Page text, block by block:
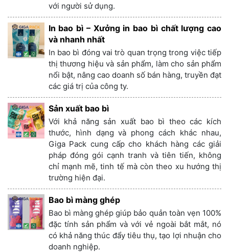
với người sử dụng.
In bao bì – Xưởng in bao bì chất lượng cao
và nhanh nhất
In bao bì đóng vai trò quan trọng trong việc tiếp
thị thương hiệu và sản phẩm, làm cho sản phẩm
nổi bật, nâng cao doanh số bán hàng, truyền đạt
các giá trị của công ty.
Sản xuất bao bì
Với khả năng sản xuất bao bì theo các kích
thước, hình dạng và phong cách khác nhau,
Giga Pack cung cấp cho khách hàng các giải
pháp đóng gói cạnh tranh và tiên tiến, không
chỉ mạnh mẽ, tinh tế mà còn theo xu hướng thị
trường hiện đại.
Bao bì màng ghép
Bao bì màng ghép giúp bảo quản toàn vẹn 100%
đặc tính sản phẩm và với vẻ ngoài bắt mắt, nó
có khả năng thúc đẩy tiêu thụ, tạo lợi nhuận cho
doanh nghiệp.